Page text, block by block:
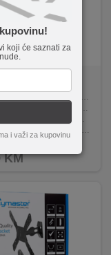
koji će saznati za
i važi za kupovinu
s VESA standardima do 400 x 400 mm
smanjuje ljuljanje i poboljšava sigurnost
montaža sa uključenim hardverom
KM